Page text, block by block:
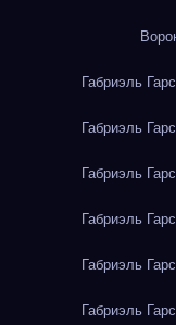
Габриэль
Габриэль
Габриэль
Габриэль
Габриэль
Габриэль